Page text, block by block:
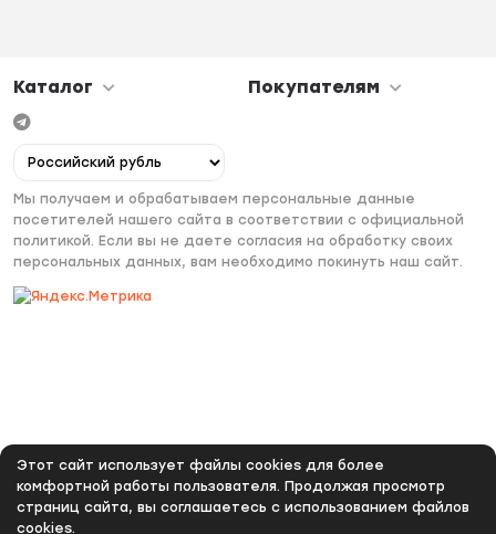
Этот сайт использует файлы cookies для более
комфортной работы пользователя. Продолжая просмотр
страниц сайта, вы соглашаетесь с использованием файлов
cookies.
Каталог Покупателям
Мы получаем и обрабатываем персональные данные
посетителей нашего сайта в соответствии с официальной
политикой. Если вы не даете согласия на обработку своих
персональных данных, вам необходимо покинуть наш сайт.